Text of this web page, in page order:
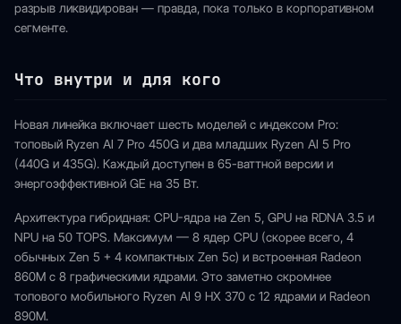
разрыв ликвидирован — правда, пока только в корпоративном
сегменте.
Что внутри и для кого
Новая линейка включает шесть моделей с индексом Pro:
топовый Ryzen AI 7 Pro 450G и два младших Ryzen AI 5 Pro
(440G и 435G). Каждый доступен в 65-ваттной версии и
энергоэффективной GE на 35 Вт.
Архитектура гибридная: CPU-ядра на Zen 5, GPU на RDNA 3.5 и
NPU на 50 TOPS. Максимум — 8 ядер CPU (скорее всего, 4
обычных Zen 5 + 4 компактных Zen 5c) и встроенная Radeon
860M с 8 графическими ядрами. Это заметно скромнее
топового мобильного Ryzen AI 9 HX 370 с 12 ядрами и Radeon
890M.